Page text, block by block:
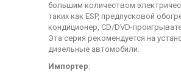
большим количеством
таких как ESP, предпусковой
кондиционер, CD/DVD-
Эта серия рекомендуется на
дизельные автомобили.
Импортер: